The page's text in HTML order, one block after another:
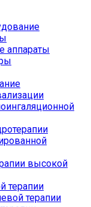
аппараты
высокой
терапии
терапии